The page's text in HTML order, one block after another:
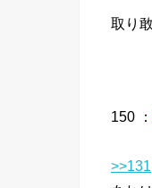
取り
150 ：
>>131